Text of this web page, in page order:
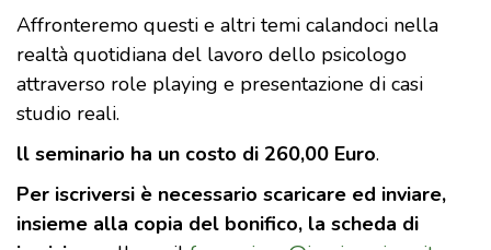
Affronteremo questi e altri temi calandoci nella
realtà quotidiana del lavoro dello psicologo
attraverso role playing e presentazione di casi
studio reali.
ll seminario ha un costo di 260,00 Euro.
Per iscriversi è necessario scaricare ed inviare,
insieme alla copia del bonifico, la scheda di